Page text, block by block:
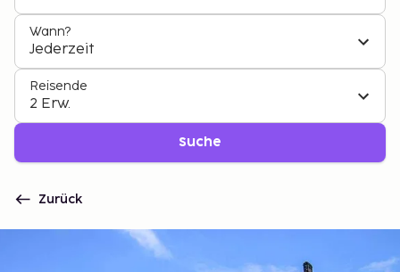
Wann?
Jederzeit
Reisende
2 Erw.
Suche
Zurück